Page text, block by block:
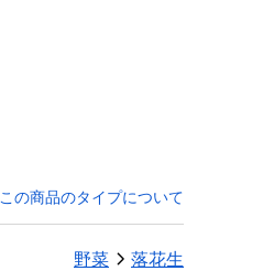
この商品のタイプについて
野菜 落花生